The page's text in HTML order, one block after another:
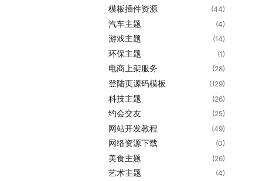
模板插件资源 (44)
汽车主题 (4)
游戏主题 (14)
环保主题 (1)
电商上架服务 (28)
登陆页源码模板 (129)
科技主题 (26)
约会交友 (25)
网站开发教程 (49)
网络资源下载 (0)
美食主题 (26)
艺术主题 (4)